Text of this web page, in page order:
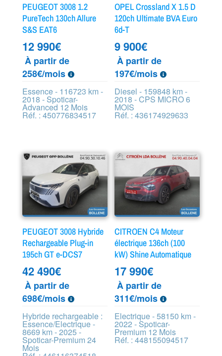
PEUGEOT 3008 1.2
PureTech 130ch Allure
S&S EAT6
12 990€
À partir de
258€/mois
Essence - 116723 km -
2018 - Spoticar-
Advanced 12 Mois
Réf. : 450776834517
OPEL Crossland X 1.5 D
120ch Ultimate BVA Euro
6d-T
9 900€
À partir de
197€/mois
Diesel - 159848 km -
2018 - CPS MICRO 6
MOIS
Réf. : 436174929633
PEUGEOT 3008 Hybride
Rechargeable Plug-in
195ch GT e-DCS7
42 490€
À partir de
698€/mois
Hybride rechargeable :
Essence/Electrique -
8669 km - 2025 -
Spoticar-Premium 24
Mois
CITROEN C4 Moteur
électrique 136ch (100
kW) Shine Automatique
17 990€
À partir de
311€/mois
Electrique - 58150 km -
2022 - Spoticar-
Premium 12 Mois
Réf. : 448155094517